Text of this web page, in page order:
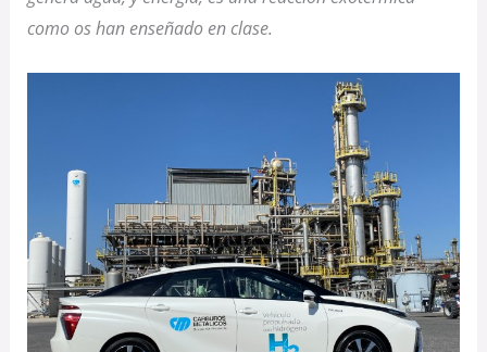
como os han enseñado en clase.